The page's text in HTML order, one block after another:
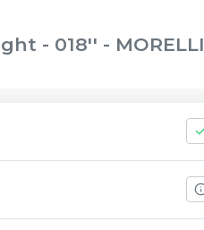
- 018'' - MORELLI